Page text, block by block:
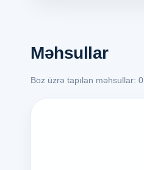
Məhsullar
Boz üzrə tapılan məhsullar: 0